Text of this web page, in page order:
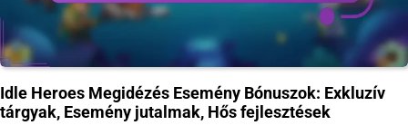
Idle Heroes Megidézés Esemény Bónuszok: Exkluzív
tárgyak, Esemény jutalmak, Hős fejlesztések